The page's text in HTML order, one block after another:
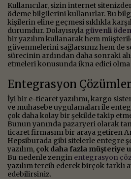
Kullanıcılar, sizin internet
ödeme bilgilerini kullanırlar. Bu
kişilerin eline geçmesi sıklıkla
durumdur. Dolayısıyla güvenli
bir yazılım kullanarak hem
güvenmelerini sağlarsınız hem de
sürecinin ardından daha sonraki
etmeleri konusunda ikna edici olma
Entegrasyon
İyi bir e-ticaret yazılımı, kargo
ve muhasebe uygulamaları ile
çok daha kolay bir şekilde takip
Bunun yanında pazaryeri olarak
ticaret firmasını bir araya getiren
Hepsiburada gibi sitelerle entegre
yazılım, çok daha fazla müşteriye
Bu nedenle zengin entegrasyon
yazılım tercih ederek birçok farklı
edebilirsiniz.